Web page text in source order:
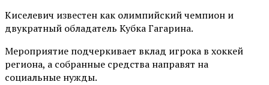
Киселевич известен как олимпийский чемпион и
двукратный обладатель Кубка Гагарина.
Мероприятие подчеркивает вклад игрока в хоккей
региона, а собранные средства направят на
социальные нужды.